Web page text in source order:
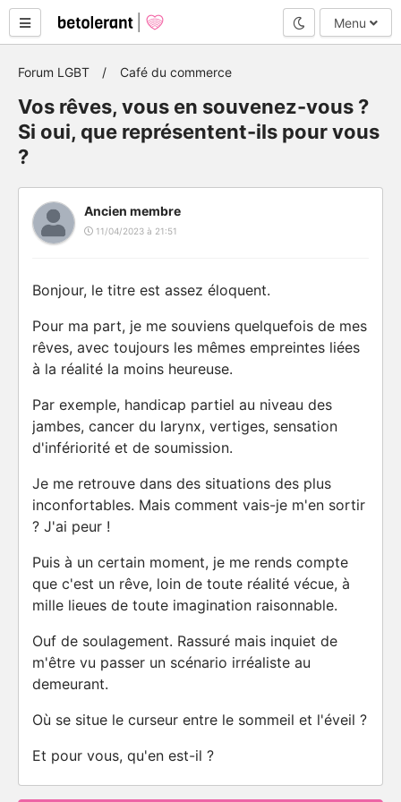
Mode nuit
Menu
Forum LGBT Café du commerce
Vos rêves, vous en souvenez-vous ?
Si oui, que représentent-ils pour vous
?
Ancien membre
11/04/2023 à 21:51
Bonjour, le titre est assez éloquent.
Pour ma part, je me souviens quelquefois de mes
rêves, avec toujours les mêmes empreintes liées
à la réalité la moins heureuse.
Par exemple, handicap partiel au niveau des
jambes, cancer du larynx, vertiges, sensation
d'infériorité et de soumission.
Je me retrouve dans des situations des plus
inconfortables. Mais comment vais-je m'en sortir
? J'ai peur !
Puis à un certain moment, je me rends compte
que c'est un rêve, loin de toute réalité vécue, à
mille lieues de toute imagination raisonnable.
Ouf de soulagement. Rassuré mais inquiet de
m'être vu passer un scénario irréaliste au
demeurant.
Où se situe le curseur entre le sommeil et l'éveil ?
Et pour vous, qu'en est-il ?